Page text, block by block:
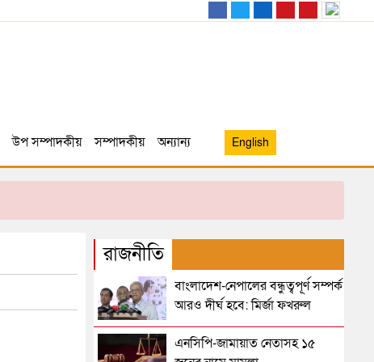
উপ সম্পাদকীয় সম্পাদকীয় অন্যান্য English
রাজনীতি
বাংলাদেশ-নেপালের বন্ধুত্বপূর্ণ সম্পর্ক
আরও দীর্ঘ হবে: মির্জা ফখরুল
এনসিপি-জামায়াত নেতাসহ ১৫